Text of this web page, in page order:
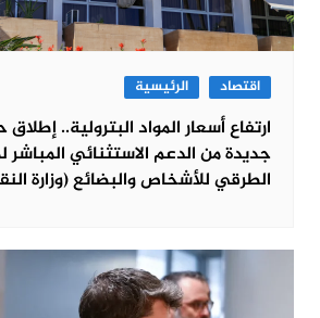
اقتصاد الرئيسية
ارتفاع أسعار المواد البترولية..
جديدة من الدعم الاستثنائي المباشر
الطرقي للأشخاص والبضائع (وزارة